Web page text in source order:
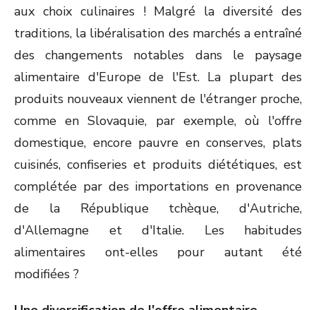
aux choix culinaires ! Malgré la diversité des
traditions, la libéralisation des marchés a entraîné
des changements notables dans le paysage
alimentaire d'Europe de l'Est. La plupart des
produits nouveaux viennent de l'étranger proche,
comme en Slovaquie, par exemple, où l'offre
domestique, encore pauvre en conserves, plats
cuisinés, confiseries et produits diététiques, est
complétée par des importations en provenance
de la République tchèque, d'Autriche,
d'Allemagne et d'Italie. Les habitudes
alimentaires ont-elles pour autant été
modifiées ?